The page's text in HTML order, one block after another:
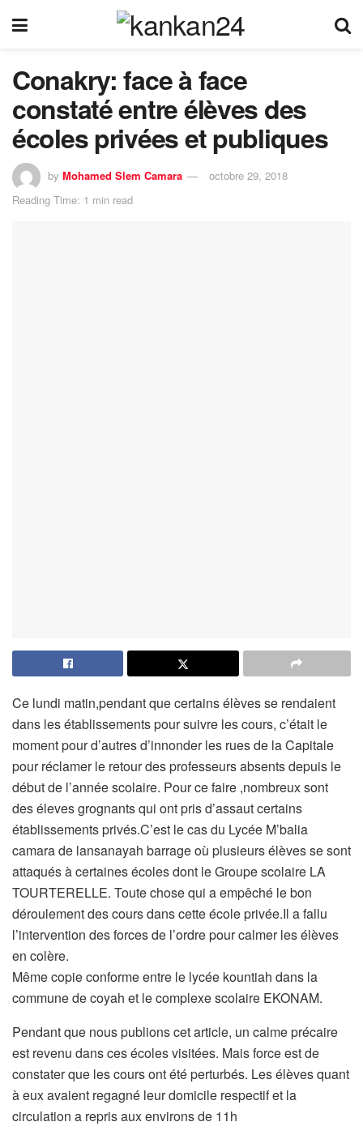
Conakry: face à face
constaté entre élèves des
écoles privées et publiques
by Mohamed Slem Camara
octobre 29, 2018
Reading Time: 1 min read
Ce lundi matin,pendant que certains élèves se rendaient
dans les établissements pour suivre les cours, c’était le
moment pour d’autres d’innonder les rues de la Capitale
pour réclamer le retour des professeurs absents depuis le
début de l’année scolaire. Pour ce faire ,nombreux sont
des éleves grognants qui ont pris d’assaut certains
établissements privés.C’est le cas du Lycée M’balia
camara de lansanayah barrage où plusieurs élèves se sont
attaqués à certaines écoles dont le Groupe scolaire LA
TOURTERELLE. Toute chose qui a empêché le bon
déroulement des cours dans cette école privée.Il a fallu
l’intervention des forces de l’ordre pour calmer les élèves
en colère.
Même copie conforme entre le lycée kountiah dans la
commune de coyah et le complexe scolaire EKONAM.
Pendant que nous publions cet article, un calme précaire
est revenu dans ces écoles visitées. Mais force est de
constater que les cours ont été perturbés. Les élèves quant
à eux avaient regagné leur domicile respectif et la
circulation a repris aux environs de 11h